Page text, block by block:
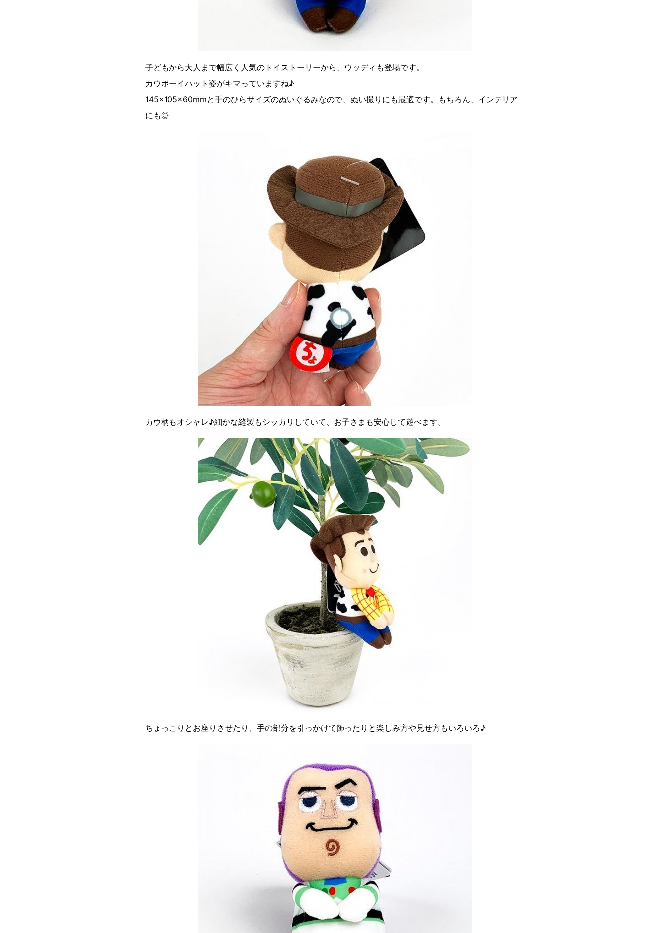
子どもから大人まで幅広く人気のトイストーリーから、ウッディも登場です。
カウボーイハット姿がキマっていますね♪
145×105×60mmと手のひらサイズのぬいぐるみなので、ぬい撮りにも最適です。もちろん、インテリア
にも◎
カウ柄もオシャレ♪細かな縫製もシッカリしていて、お子さまも安心して遊べます。
ちょっこりとお座りさせたり、手の部分を引っかけて飾ったりと楽しみ方や見せ方もいろいろ♪